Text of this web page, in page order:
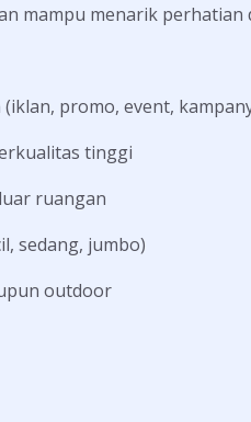
mampu menarik perhatian
promo, event,
tinggi
ruangan
sedang, jumbo)
outdoor